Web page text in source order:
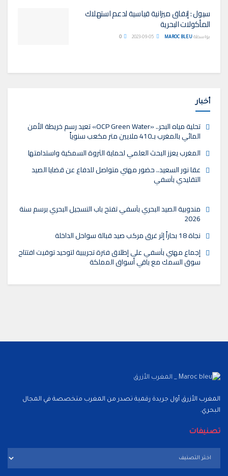
سيول : إنفاق ميزانية قياسية لدعم استهلاك
المأكولات البحرية
بواسطة MAROC BLEU
أخبار
تحلية مياه البحر.. «OCP Green Water» تعيد رسم خريطة الأمن
المائي بالمغرب بـ410 ملايين متر مكعب سنوياً
المغرب يعزز البحث العلمي لحماية الثروة السمكية واستدامتها
عقا نور السعيد.. حضور مهني متواصل للدفاع عن قضايا الصيد
التقليدي بآسفي
مندوبية الصيد البحري بآسفي تفتح باب التسجيل البحري برسم سنة
2026
نجاة 18 بحاراً إثر غرق مركب صيد قبالة سواحل الداخلة
إجماع مهني بآسفي على إطلاق فترة تجريبية لتوحيد توقيت افتتاح
سوق السمك مع باقي أسواق المملكة
المغرب الأزرق أول جريدة رقمية تصدر من المغرب متخصصة في المجال
البحري.
تصنيفات